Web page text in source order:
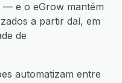
— e o eGrow mantém
a partir daí, em
de
automatizam entre